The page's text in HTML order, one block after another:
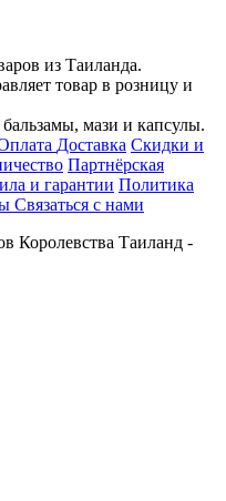
из Таиланда.
товар в розницу и
мази и капсулы.
Доставка Скидки и
Партнёрская
и гарантии Политика
Связаться с нами
Королевства Таиланд -